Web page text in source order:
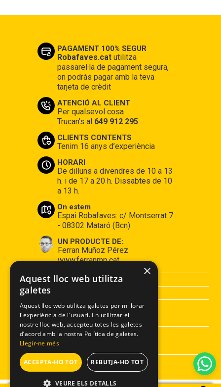
PAGAMENT 100% SEGUR
Robafaves.catutilitza
passarel·la de pagament segura,
on podràs pagar amb la teva
tarjeta de crèdit
ATENCIÓ AL CLIENT
Per qualsevol cosa
Trucan’s al 649 912 295
CLIENTS CONTENTS
Tenim 16 anys d’experiència
HORARI
De dilluns a divendres de 10 a 13
h. i de 17 a 20 h. Dissabtes de 10
a 13 h.
On estem
Espai Robafaves: c/ Montserrat 7
- 08302 Mataró (Bcn)
UN PRODUCTE DE:
Ferran Muñoz Pérez
www.ferranmp.cat
CONDICIONS DE COMPRA
POLÍTICA DE PRIVACITAT
POLÍTICA DE COOKIES
×
Aquest lloc web utilitza
galetes
Aquest lloc web utilitza galetes per millorar
l'experiència de l'usuari. En utilitzar el
nostre lloc web, accepteu totes les galetes
d’acord amb la nostra Política de galetes.
Llegir-ne més
ACCEPTA-HO TOT REBUTJA-HO TOT
VEURE ELS DETALLS